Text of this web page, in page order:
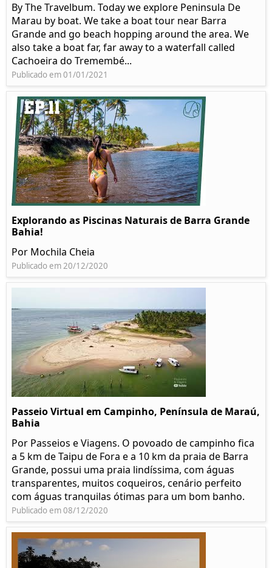
By The Travelbum. Today we explore Peninsula De
Marau by boat. We take a boat tour near Barra
Grande and go beach hopping around the area. We
also take a boat far, far away to a waterfall called
Cachoeira do Tremembé...
Publicado em 01/01/2021
Explorando as Piscinas Naturais de Barra Grande
Bahia!
Por Mochila Cheia
Publicado em 20/12/2020
Passeio Virtual em Campinho, Península de Maraú,
Bahia
Por Passeios e Viagens. O povoado de campinho fica
a 5 km de Taipu de Fora e a 10 km da praia de Barra
Grande, possui uma praia lindíssima, com águas
transparentes, muitos coqueiros, cenário perfeito
com águas tranquilas ótimas para um bom banho.
Publicado em 08/12/2020